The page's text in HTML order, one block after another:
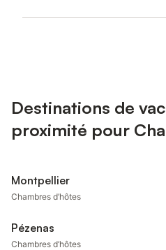
Destinations de
proximité pour
Montpellier
Chambres d’hôtes
Pézenas
Chambres d’hôtes